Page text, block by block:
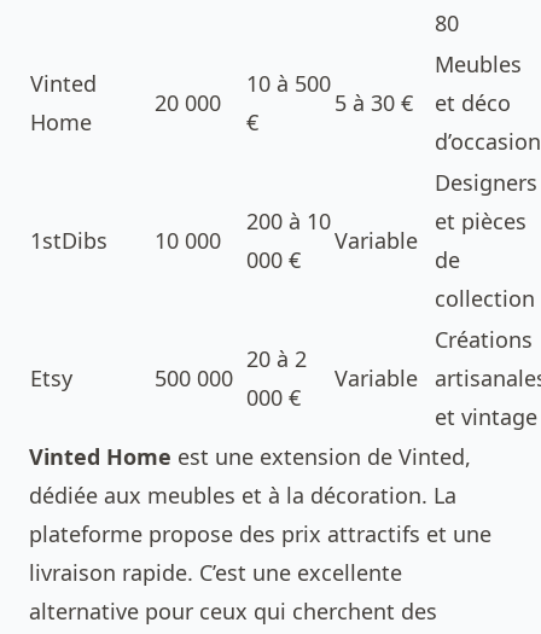
80
Vinted
Home
20 000
10 à 500
€
5 à 30 €
Meubles
et déco
d’occasion
1stDibs 10 000
200 à 10
000 €
Variable
Designers
et pièces
de
collection
Etsy 500 000
20 à 2
000 €
Variable
Créations
et vintage
Vinted Home est une extension de Vinted,
dédiée aux meubles et à la décoration. La
plateforme propose des prix attractifs et une
livraison rapide. C’est une excellente
alternative pour ceux qui cherchent des